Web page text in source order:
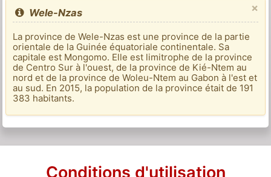
×
Wele-Nzas
La province de Wele-Nzas est une province de la partie
orientale de la Guinée équatoriale continentale. Sa
capitale est Mongomo. Elle est limitrophe de la province
de Centro Sur à l'ouest, de la province de Kié-Ntem au
nord et de la province de Woleu-Ntem au Gabon à l'est et
au sud. En 2015, la population de la province était de 191
383 habitants.
Conditions d'utilisation